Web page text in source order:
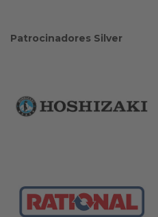
Patrocinadores Silver